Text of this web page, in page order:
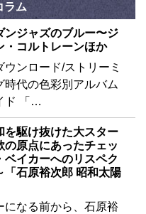
ラム
ンジャズのブルー〜ジ
・コルトレーンほか
ンロード/ストリーミ
時代の色彩別アルバム
ド 「…
を駆け抜けた大スター
の原点にあったチェッ
ベイカーへのリスペク
「石原裕次郎 昭和太陽
になる前から、石原裕